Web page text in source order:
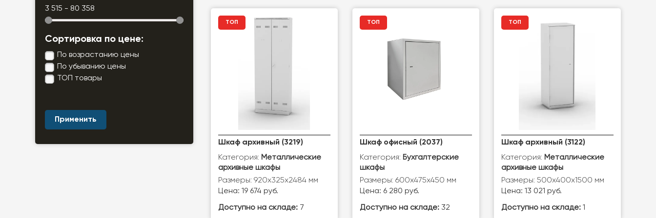
3 515 - 80 358
Сортировка по цене:
По возрастанию цены
По убыванию цены
ТОП товары
ТОП
Шкаф архивный (3219)
Категория: Металлические
архивные шкафы
Размеры: 920x325x2484 мм
Цена: 19 674 руб.
Доступно на складе: 7
ТОП
Шкаф офисный (2037)
Категория: Бухгалтерские
шкафы
Размеры: 600x475x450 мм
Цена: 6 280 руб.
Доступно на складе:32
ТОП
Шкаф архивный (3122)
Категория: Металлические
архивные шкафы
Размеры: 500x400x1500 мм
Цена: 13 021 руб.
Доступно на складе:1